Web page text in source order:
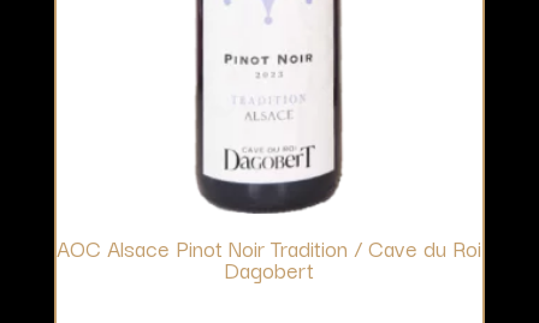
AOC Alsace Pinot Noir Tradition / Cave du Roi
Dagobert